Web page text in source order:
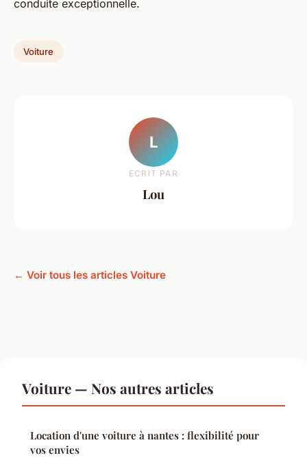
conduite exceptionnelle.
Voiture
L
ECRIT PAR
Lou
← Voir tous les articles Voiture
Voiture — Nos autres articles
Location d'une voiture à nantes : flexibilité pour
vos envies